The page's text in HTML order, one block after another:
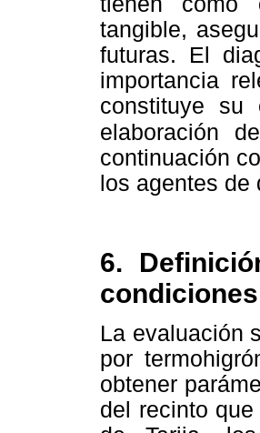
tangible,
futuras. El
importancia
constituye su
elaboración
continuación
los agentes
6.
La evaluación
por
obtener
del recinto